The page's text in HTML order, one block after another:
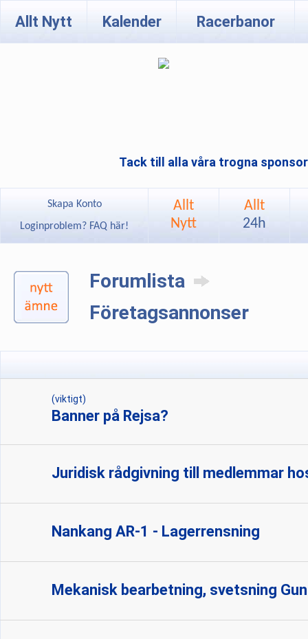
Allt Nytt Kalender Racerbanor
Tack till alla våra trogna
Skapa Konto
Loginproblem? FAQ här!
Allt
Nytt
Allt
24h
Forumlista
Företagsannonser
(viktigt)
Banner på Rejsa?
Juridisk rådgivning till medlemmar
Nankang AR-1 - Lagerrensning
Mekanisk bearbetning, svetsning